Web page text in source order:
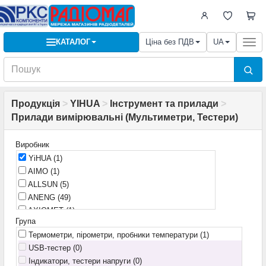
КАТАЛОГ Ціна без ПДВ UA
Продукція > YIHUA > Інструмент та прилади >
Прилади вимірювальні (Мультиметри, Тестери)
Виробник
YiHUA (1)
AIMO (1)
ALLSUN (5)
ANENG (49)
AXIOMET(1)
Atorch
Benetech(2)
China(1)
DIGITUS(1)
Група
Термометри, пірометри, пробники температури (1)
USB-тестер (0)
Індикатори, тестери напруги (0)